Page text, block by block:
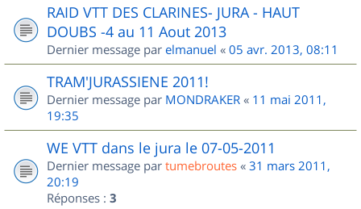
RAID VTT DES CLARINES- JURA - HAUT
DOUBS -4 au 11 Aout 2013
Dernier message par elmanuel « 05 avr. 2013, 08:11
TRAM'JURASSIENE 2011!
Dernier message par MONDRAKER « 11 mai 2011,
19:35
WE VTT dans le jura le 07-05-2011
Dernier message par tumebroutes « 31 mars 2011,
20:19
Réponses : 3